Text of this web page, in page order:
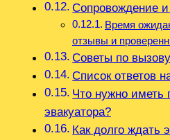
Сопровождение и
Время
отзывы и
Советы по
Список ответов
Что нужно иметь
эвакуатора?
Как долго ждать